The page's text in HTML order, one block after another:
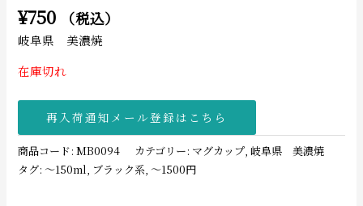
¥750 （税込）
岐阜県 美濃焼
在庫切れ
再入荷通知メール登録はこちら
商品コード:MB0094 カテゴリー: マグカップ ,岐阜県 美濃焼
タグ:〜150ml ブラック系 ,〜1500円